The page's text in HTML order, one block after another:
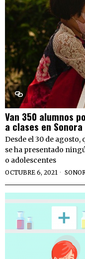
Van 350 alumnos
a clases en Sonora
Desde el 30 de agosto,
se ha presentado
o adolescentes
OCTUBRE 6, 2021